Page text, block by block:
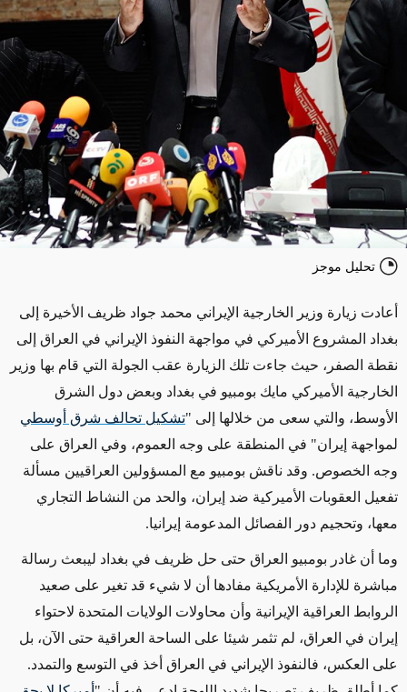
تحليل موجز
أعادت زيارة وزير الخارجية الإيراني محمد جواد ظريف الأخيرة إلى
بغداد المشروع الأميركي في مواجهة النفوذ الإيراني في العراق إلى
نقطة الصفر، حيث جاءت تلك الزيارة عقب الجولة التي قام بها وزير
الخارجية الأميركي مايك بومبيو في بغداد وبعض دول الشرق
الأوسط، والتي سعى من خلالها إلى "تشكيل تحالف شرق أوسطي
لمواجهة إيران" في المنطقة على وجه العموم، وفي العراق على
وجه الخصوص. وقد ناقش بومبيو مع المسؤولين العراقيين مسألة
تفعيل العقوبات الأميركية ضد إيران، والحد من النشاط التجاري
معها، وتحجيم دور الفصائل المدعومة إيرانيا.
وما أن غادر بومبيو العراق حتى حل ظريف في بغداد ليبعث رسالة
مباشرة للإدارة الأمريكية مفادها أن لا شيء قد تغير على صعيد
الروابط العراقية الإيرانية وأن محاولات الولايات المتحدة لاحتواء
إيران في العراق، لم تثمر شيئا على الساحة العراقية حتى الآن، بل
على العكس، فالنفوذ الإيراني في العراق أخذ في التوسع والتمدد.